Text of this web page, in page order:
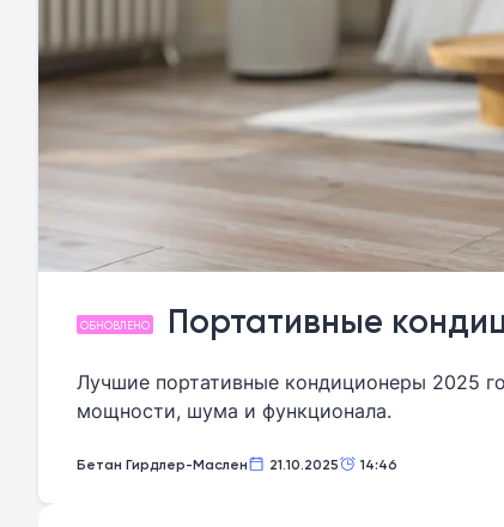
ОБНОВЛЕНО Портативные
Лучшие портативные кондиционеры 2025
мощности, шума и функционала.
Бетан Гирдлер-Маслен 21.10.2025 14:46